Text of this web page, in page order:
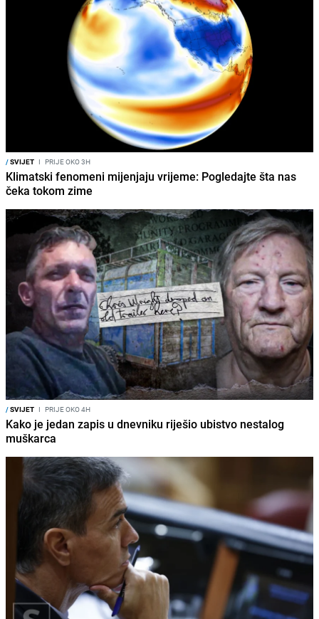
/SVIJET I PRIJE OKO 3H
Klimatski fenomeni mijenjaju vrijeme: Pogledajte šta nas
čeka tokom zime
/SVIJET I PRIJE OKO 4H
Kako je jedan zapis u dnevniku riješio ubistvo nestalog
muškarca